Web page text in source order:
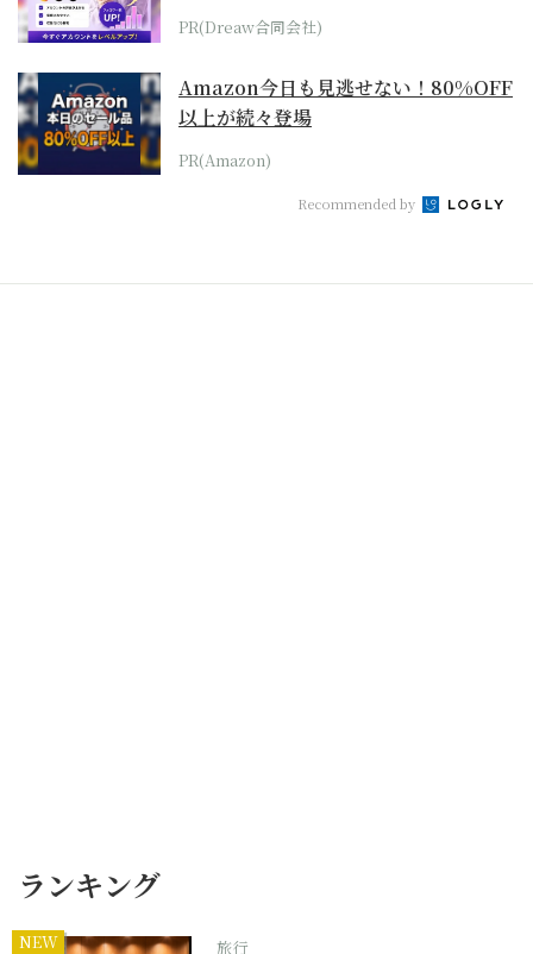
PR(Dreaw合同会社)
Amazon今日も見逃せない！80%OFF
以上が続々登場
PR(Amazon)
Recommended by
ランキング
NEW 旅行